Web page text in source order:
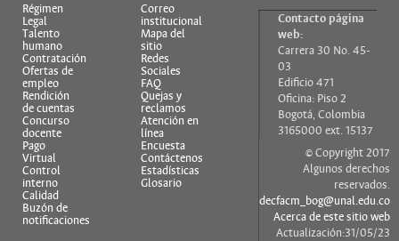
Régimen
Legal
Talento
humano
Contratación
Ofertas de
empleo
Rendición
de cuentas
Concurso
docente
Pago
Virtual
Control
interno
Calidad
Buzón de
notificaciones
Correo
institucional
Mapa del
sitio
Redes
Sociales
FAQ
Quejas y
reclamos
Atención en
línea
Encuesta
Contáctenos
Estadísticas
Glosario
Contacto página
web:
Carrera 30 No. 45-
03
Edificio 471
Oficina: Piso 2
Bogotá, Colombia
3165000 ext. 15137
© Copyright 2017
Algunos derechos
reservados.
decfacm_bog@unal.edu.co
Acerca de este sitio web
Actualización:31/05/23